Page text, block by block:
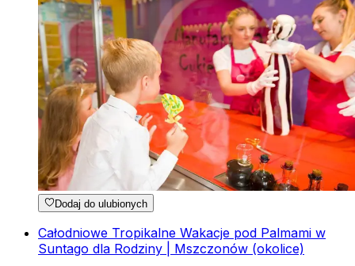
Dodaj do ulubionych
Całodniowe Tropikalne Wakacje pod Palmami w
Suntago dla Rodziny | Mszczonów (okolice)